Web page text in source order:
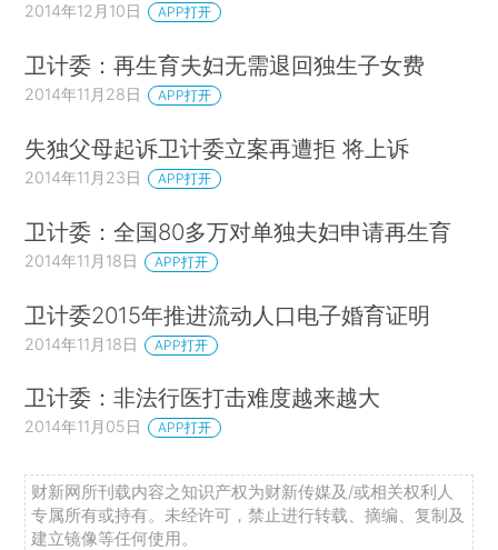
2014年12月10日 APP打开
卫计委：再生育夫妇无需退回独生子女费
2014年11月28日 APP打开
失独父母起诉卫计委立案再遭拒 将上诉
2014年11月23日 APP打开
卫计委：全国80多万对单独夫妇申请再生育
2014年11月18日 APP打开
卫计委2015年推进流动人口电子婚育证明
2014年11月18日 APP打开
卫计委：非法行医打击难度越来越大
2014年11月05日 APP打开
财新网所刊载内容之知识产权为财新传媒及/或相关权利人
专属所有或持有。未经许可，禁止进行转载、摘编、复制及
建立镜像等任何使用。